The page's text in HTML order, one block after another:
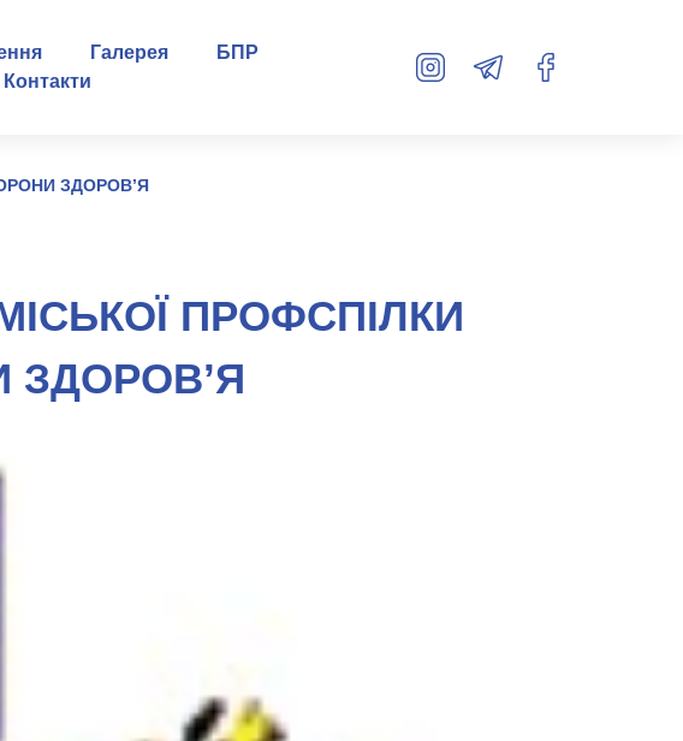
Галерея
БПР
Контакти
ЗДОРОВ’Я
ПРОФСПІЛКИ
ЗДОРОВ’Я